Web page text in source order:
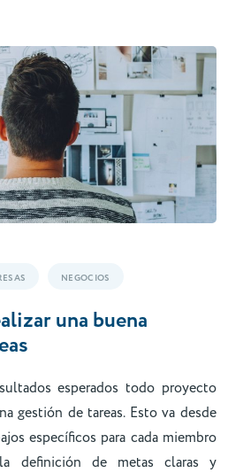
NEGOCIOS
una buena
esperados todo proyecto
gestión de tareas. Esto va desde
específicos para cada miembro
definición de metas claras y